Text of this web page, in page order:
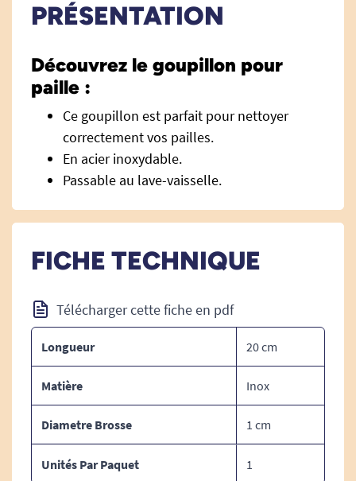
PRÉSENTATION
Découvrez le goupillon pour
paille :
Ce goupillon est parfait pour nettoyer
correctement vos pailles.
En acier inoxydable.
Passable au lave-vaisselle.
FICHE TECHNIQUE
Télécharger cette fiche en pdf
Longueur 20 cm
Matière Inox
Diametre Brosse 1 cm
Unités Par Paquet 1